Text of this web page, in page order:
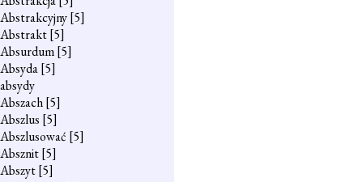
Abstrakcyjny[5]
Abstrakt[5]
Absurdum[5]
Absyda[5]
absydy
Abszach[5]
Abszlus [5]
Abszlusować [5]
Absznit[5]
Abszyt[5]